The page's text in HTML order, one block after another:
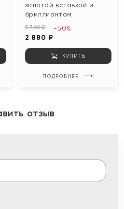
золотой вставкой и
бриллиантом
5 760 ₽
2 880 ₽
-50%
КУПИТЬ
ПОДРОБНЕЕ
отзыв